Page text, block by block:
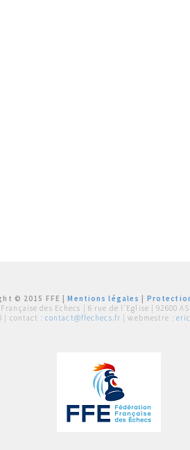
© 2015 FFE |Mentions légales
des Echecs | 6 rue de l'Eglise | 92600
| contact : contact@ffechecs.fr | webmestre :